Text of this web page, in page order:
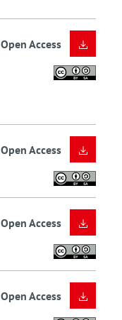
Open Access
Open Access
Open Access
Open Access